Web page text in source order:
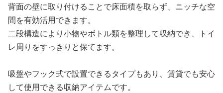
背面の壁に取り付けることで床面積を取らず、ニッチな空
間を有効活用できます。
二段構造により小物やボトル類を整理して収納でき、トイ
レ周りをすっきりと保てます。
吸盤やフック式で設置できるタイプもあり、賃貸でも安心
して使用できる収納アイテムです。